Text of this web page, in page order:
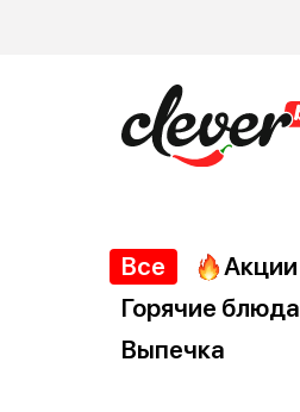
Все Акции
Горячие блюда
Выпечка